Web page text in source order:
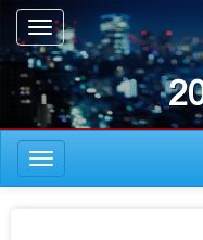
ناوبری
ناوبری